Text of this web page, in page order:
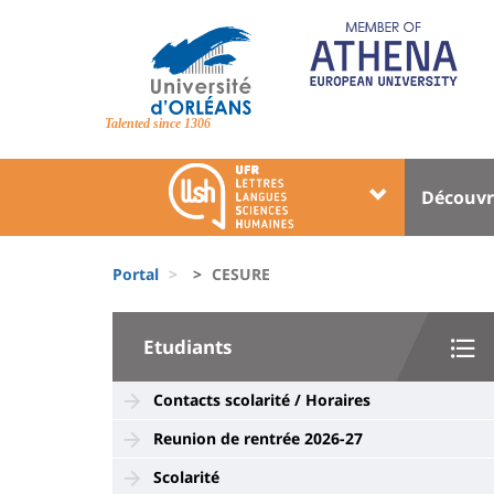
Site
Talented since 1306
Université
Block
liste
des
composantes
Menu
d'Ariane
Portal CESURE
University
Sidebar
Etudiants
Contacts scolarité / Horaires
Reunion de rentrée 2026-27
Scolarité